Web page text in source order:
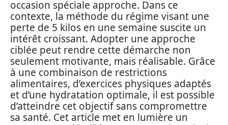
occasion spéciale approche. Dans ce
contexte, la méthode du régime visant une
perte de 5 kilos en une semaine suscite un
intérêt croissant. Adopter une approche
ciblée peut rendre cette démarche non
seulement motivante, mais réalisable. Grâce
à une combinaison de restrictions
alimentaires, d’exercices physiques adaptés
et d’une hydratation optimale, il est possible
d’atteindre cet objectif sans compromettre
sa santé. Cet article met en lumière un